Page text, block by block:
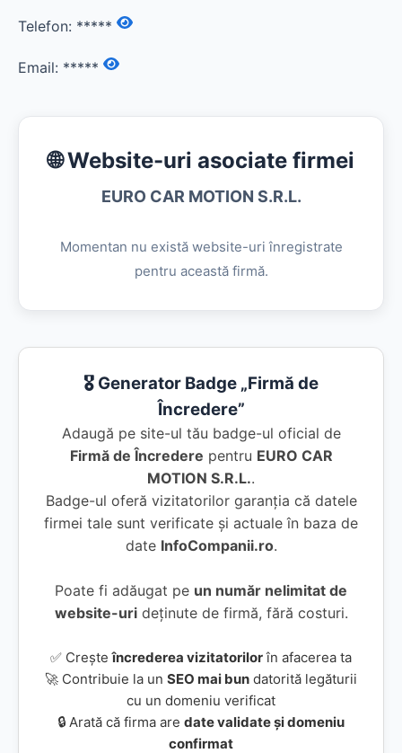
Telefon: *****
Email: *****
🌐 Website-uri asociate firmei
EURO CAR MOTION S.R.L.
Momentan nu există website-uri înregistrate
pentru această firmă.
🎖️ Generator Badge „Firmă de
Încredere”
Adaugă pe site-ul tău badge-ul oficial de
Firmă de Încredere pentru EURO CAR
MOTION S.R.L..
Badge-ul oferă vizitatorilor garanția că datele
firmei tale sunt verificate și actuale în baza de
date InfoCompanii.ro.
Poate fi adăugat pe un număr nelimitat de
website-urideținute de firmă, fără costuri.
✅ Creșteîncrederea vizitatorilorîn afacerea ta
🚀 Contribuie la un SEO mai bun datorită legăturii
cu un domeniu verificat
🔒 Arată că firma are date validate și domeniu
confirmat